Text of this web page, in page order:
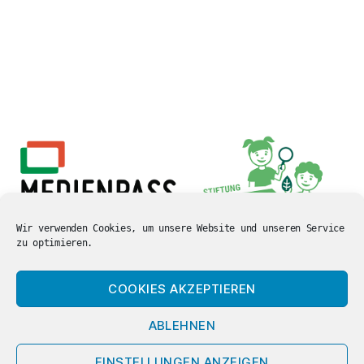
Wir verwenden Cookies, um unsere Website und unseren Service
zu optimieren.
COOKIES AKZEPTIEREN
ABLEHNEN
© 2026Carl-Orff Grundschule
Nach oben↑